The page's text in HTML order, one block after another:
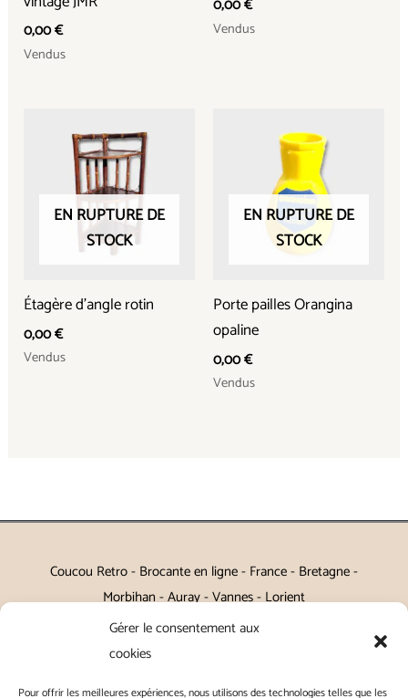
Gérer le consentement aux
cookies
Pour offrir les meilleures expériences, nous utilisons des technologies telles que les
0,00€
Vendus
0,00€
Vendus
EN RUPTURE DE
STOCK
Étagère d’angle rotin
0,00€
Vendus
EN RUPTURE DE
STOCK
Porte pailles Orangina
opaline
0,00€
Vendus
Coucou Retro - Brocante en ligne - France - Bretagne -
Morbihan - Auray - Vannes - Lorient
Petits meubles, décoration, miroirs, luminaires, Art de la table